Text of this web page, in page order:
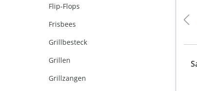
Flip-Flops
Frisbees
Grillbesteck
Grillen
Grillzangen